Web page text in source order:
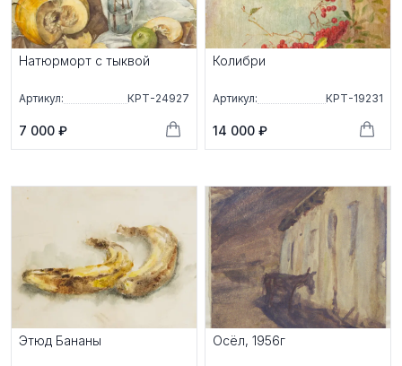
Натюрморт с тыквой
Артикул: КРТ-24927
7 000 ₽
Колибри
Артикул: КРТ-19231
14 000 ₽
Этюд Бананы Осёл, 1956г